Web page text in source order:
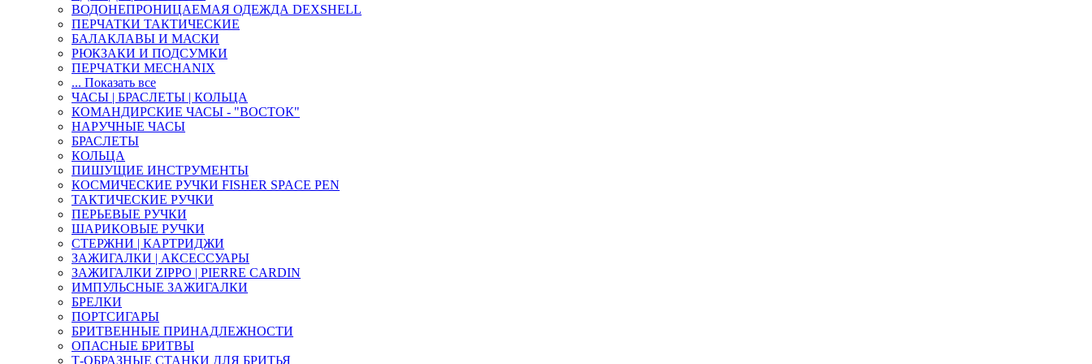
ВОДОНЕПРОНИЦАЕМАЯ ОДЕЖДА DEXSHELL
ПЕРЧАТКИ ТАКТИЧЕСКИЕ
БАЛАКЛАВЫ И МАСКИ
РЮКЗАКИ И ПОДСУМКИ
ПЕРЧАТКИ MECHANIX
... Показать все
ЧАСЫ | БРАСЛЕТЫ | КОЛЬЦА
КОМАНДИРСКИЕ ЧАСЫ - "ВОСТОК"
НАРУЧНЫЕ ЧАСЫ
БРАСЛЕТЫ
КОЛЬЦА
ПИШУЩИЕ ИНСТРУМЕНТЫ
КОСМИЧЕСКИЕ РУЧКИ FISHER SPACE PEN
ТАКТИЧЕСКИЕ РУЧКИ
ПЕРЬЕВЫЕ РУЧКИ
ШАРИКОВЫЕ РУЧКИ
СТЕРЖНИ | КАРТРИДЖИ
ЗАЖИГАЛКИ | АКСЕССУАРЫ
ЗАЖИГАЛКИ ZIPPO | PIERRE CARDIN
ИМПУЛЬСНЫЕ ЗАЖИГАЛКИ
БРЕЛКИ
ПОРТСИГАРЫ
БРИТВЕННЫЕ ПРИНАДЛЕЖНОСТИ
ОПАСНЫЕ БРИТВЫ
Т-ОБРАЗНЫЕ СТАНКИ ДЛЯ БРИТЬЯ